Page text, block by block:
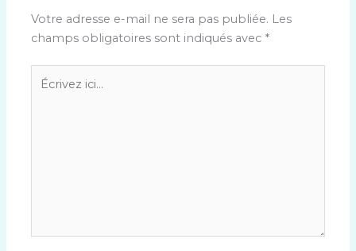
Votre adresse e-mail ne sera pas publiée. Les
champs obligatoires sont indiqués avec *
Écrivez
ici…